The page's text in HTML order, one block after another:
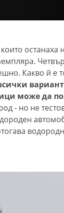
останаха
Какво й е
може да
- но не